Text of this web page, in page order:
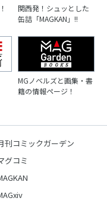
関西発！シュッとした
缶詰「MAGKAN」!!
MGノベルズと画集・書
籍の情報ページ！
刊コミックガーデン
グコミ